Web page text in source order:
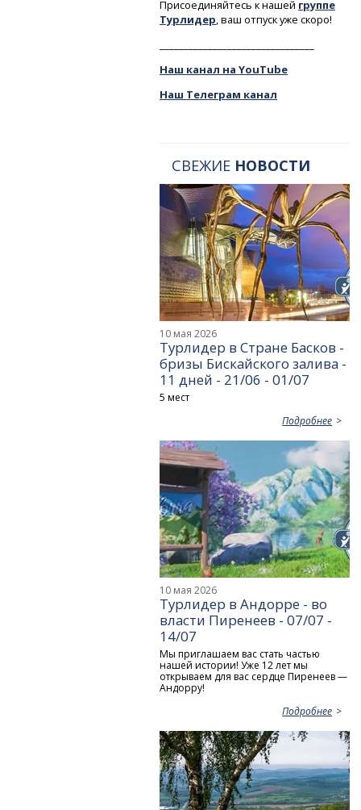
Присоединяйтесь к нашей группе
Турлидер, ваш отпуск уже скоро!
Наш канал на YouTube
Наш Телеграм канал
СВЕЖИЕ НОВОСТИ
10 мая 2026
Турлидер в Стране Басков -
бризы Бискайского залива -
11 дней - 21/06 - 01/07
5 мест
Подробнее
10 мая 2026
Турлидер в Андорре - во
власти Пиренеев - 07/07 -
14/07
Мы приглашаем вас стать частью
нашей истории! Уже 12 лет мы
открываем для вас сердце Пиренеев —
Андорру!
Подробнее